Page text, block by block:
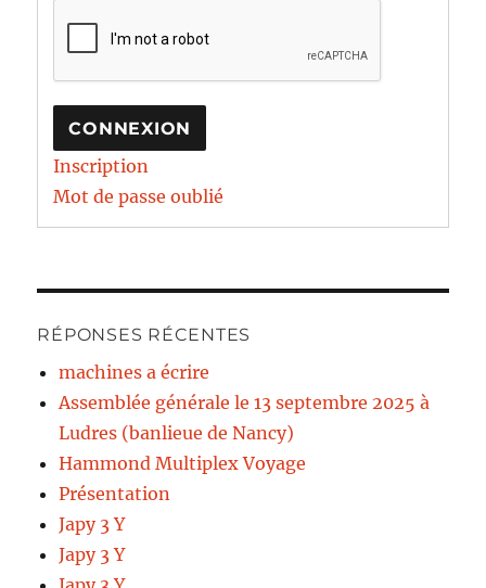
CONNEXION
Inscription
Mot de passe oublié
RÉPONSES RÉCENTES
machines a écrire
Assemblée générale le 13 septembre 2025 à
Ludres (banlieue de Nancy)
Hammond Multiplex Voyage
Présentation
Japy 3 Y
Japy 3 Y